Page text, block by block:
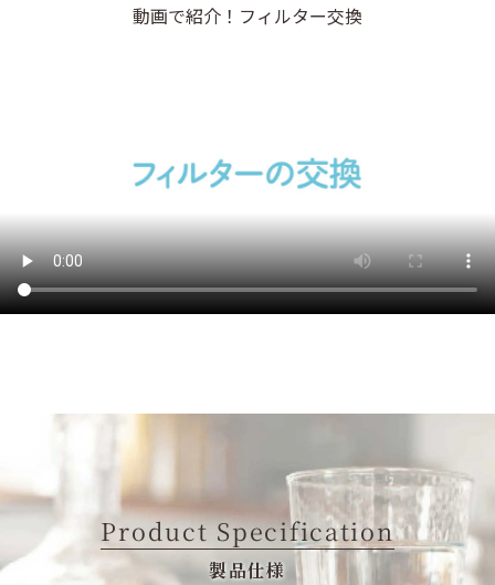
動画で紹介！フィルター交換
Product Specification
製品仕様